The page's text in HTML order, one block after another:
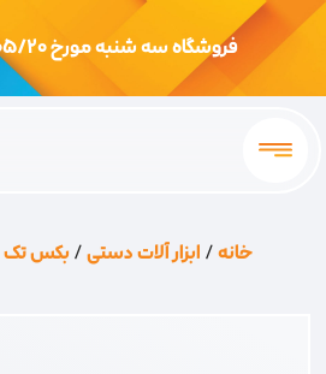
فروشگاه سه شنبه مورخ 05/20 تعطیل میباشد
خانه/ابزار آلات دستی/بکس تک